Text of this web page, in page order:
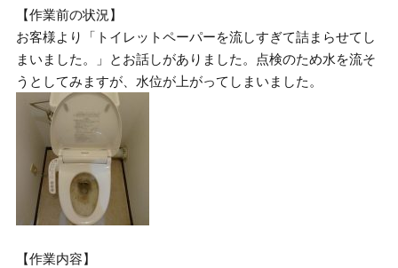
【作業前の状況】
お客様より「トイレットペーパーを流しすぎて詰まらせてし
まいました。」とお話しがありました。点検のため水を流そ
うとしてみますが、水位が上がってしまいました。
【作業内容】